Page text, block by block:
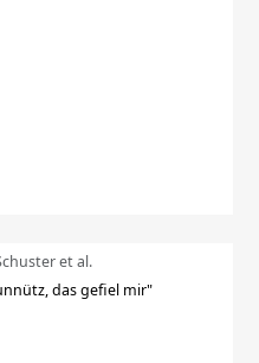
et al.
das gefiel mir"